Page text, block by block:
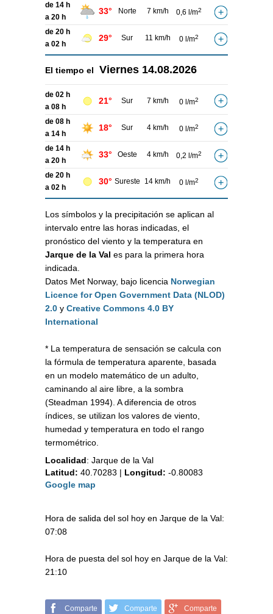
de 14 h
a 20 h
33° Norte 7 km/h 0,6 l/m2
de 20 h
a 02 h
29° Sur 11 km/h 0 l/m2
El tiempo el Viernes 14.08.2026
de 02 h
a 08 h
21° Sur 7 km/h 0 l/m2
de 08 h
a 14 h
18° Sur 4 km/h 0 l/m2
de 14 h
a 20 h
33° Oeste 4 km/h 0,2 l/m2
de 20 h
a 02 h
30° Sureste 14 km/h 0 l/m2
Los símbolos y la precipitación se aplican al
intervalo entre las horas indicadas, el
pronóstico del viento y la temperatura en
Jarque de la Val es para la primera hora
indicada.
Datos Met Norway, bajo licencia Norwegian
Licence for Open Government Data (NLOD)
2.0 y Creative Commons 4.0 BY
International
* La temperatura de sensación se calcula con
la fórmula de temperatura aparente, basada
en un modelo matemático de un adulto,
caminando al aire libre, a la sombra
(Steadman 1994). A diferencia de otros
índices, se utilizan los valores de viento,
humedad y temperatura en todo el rango
termométrico.
Localidad: Jarque de la Val
Latitud: 40.70283 | Longitud: -0.80083
Google map
Hora de salida del sol hoy en Jarque de la Val:
07:08
Hora de puesta del sol hoy en Jarque de la Val:
21:10
Comparte Comparte Comparte